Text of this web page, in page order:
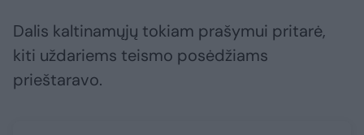
Dalis kaltinamųjų tokiam prašymui pritarė,
kiti uždariems teismo posėdžiams
prieštaravo.